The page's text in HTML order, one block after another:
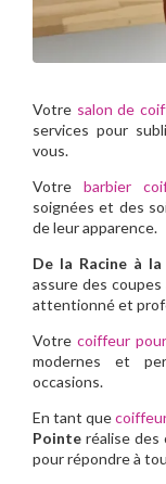
Votre salon de
services pour
vous.
Votre barbier
soignées et des
de leur apparence.
De la Racine à
assure des
attentionné et
Votre coiffeur
modernes et
occasions.
En tant que
Pointe réalise des
pour répondre à